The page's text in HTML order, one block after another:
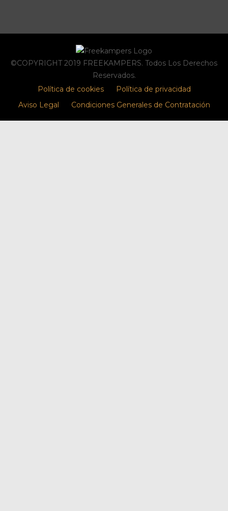
©COPYRIGHT 2019 FREEKAMPERS. Todos Los Derechos
Reservados.
Política de cookies
Política de privacidad
Aviso Legal
Condiciones Generales de Contratación